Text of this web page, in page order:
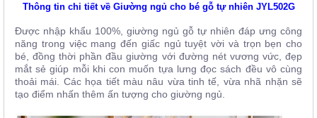
Thông tin chi tiết về Giường ngủ cho bé gỗ tự nhiên JYL502G
Được nhập khẩu 100%, giường ngủ gỗ tự nhiên đáp ưng công
năng trong việc mang đến giấc ngủ tuyệt vời và trọn bẹn cho
bé, đồng thời phần đầu giường với đường nét vương vức, đẹp
mắt sẻ giúp mỗi khi con muốn tựa lưng đọc sách đều vô cùng
thoải mái. Các họa tiết màu nâu vừa tinh tế, vừa nhã nhặn sẽ
tạo điểm nhấn thêm ấn tượng cho giường ngủ.